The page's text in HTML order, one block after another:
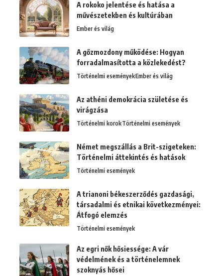
A rokoko jelentése és hatása a
művészetekben és kultúrában
Ember és világ
A gőzmozdony működése: Hogyan
forradalmasította a közlekedést?
Történelmi eseményekEmber és világ
Az athéni demokrácia születése és
virágzása
Történelmi korokTörténelmi események
Német megszállás a Brit-szigeteken:
Történelmi áttekintés és hatások
Történelmi események
A trianoni békeszerződés gazdasági,
társadalmi és etnikai következményei:
Átfogó elemzés
Történelmi események
Az egri nők hősiessége: A vár
védelmének és a történelemnek
szoknyás hősei